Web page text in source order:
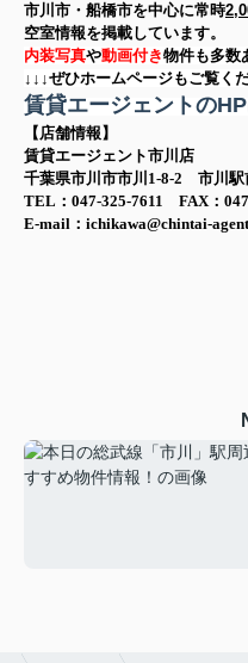
市川市・船橋市を中心に常時
空室情報を掲載しています。
内装写真や動画付き物件も多数
↓↓↓ぜひホームページもご覧く
賃貸エージェントの
【店舗情報】
賃貸エージェント市川店
千葉県市川市市川1-8-2 市川駅
TEL：047-325-7611 FAX：
E-mail：ichikawa@chintai-